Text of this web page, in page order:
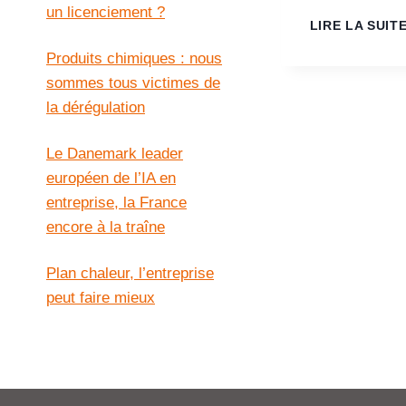
LIRE LA
un licenciement ?
Produits chimiques : nous
sommes tous victimes de
la dérégulation
Le Danemark leader
européen de l’IA en
entreprise, la France
encore à la traîne
Plan chaleur, l’entreprise
peut faire mieux